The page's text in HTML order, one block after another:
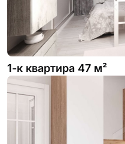
1-к квартира 47 м²